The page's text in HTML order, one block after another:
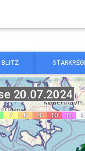
BLITZ